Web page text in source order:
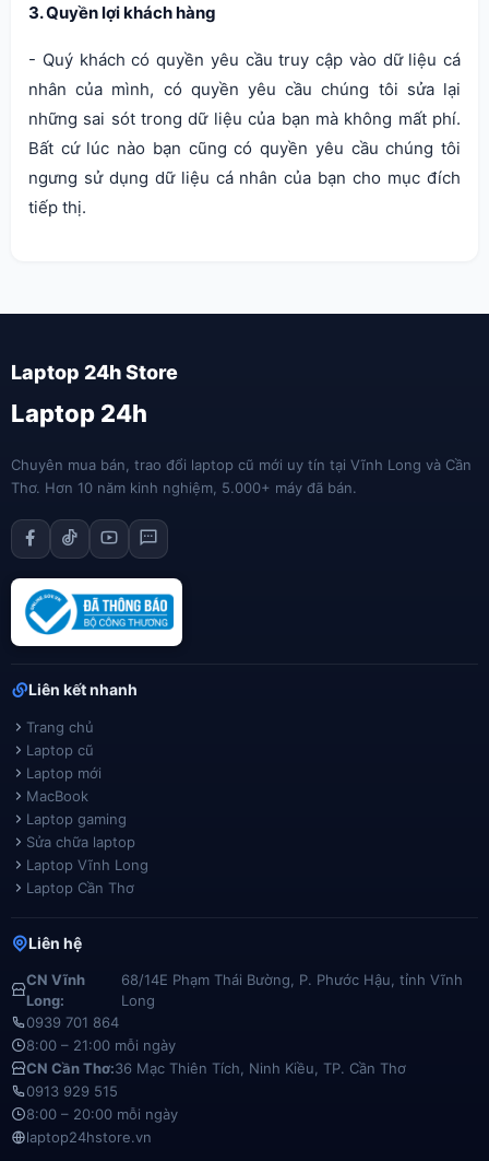
3. Quyền lợi khách hàng
- Quý khách có quyền yêu cầu truy cập vào dữ liệu cá
nhân của mình, có quyền yêu cầu chúng tôi sửa lại
những sai sót trong dữ liệu của bạn mà không mất phí.
Bất cứ lúc nào bạn cũng có quyền yêu cầu chúng tôi
ngưng sử dụng dữ liệu cá nhân của bạn cho mục đích
tiếp thị.
Laptop 24h
Chuyên mua bán, trao đổi laptop cũ mới uy tín tại Vĩnh Long và Cần
Thơ. Hơn 10 năm kinh nghiệm, 5.000+ máy đã bán.
Liên kết nhanh
Trang chủ
Laptop cũ
Laptop mới
MacBook
Laptop gaming
Sửa chữa laptop
Laptop Vĩnh Long
Laptop Cần Thơ
Liên hệ
CN Vĩnh
Long:
68/14E Phạm Thái Bường, P. Phước Hậu, tỉnh Vĩnh
Long
0939 701 864
8:00 – 21:00 mỗi ngày
CN Cần Thơ:36 Mạc Thiên Tích, Ninh Kiều, TP. Cần Thơ
0913 929 515
8:00 – 20:00 mỗi ngày
laptop24hstore.vn